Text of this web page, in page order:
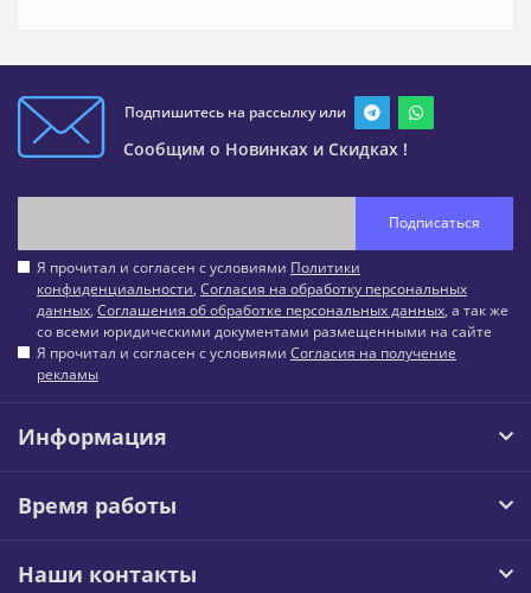
Подпишитесь на рассылку или
Сообщим о Новинках и Скидках !
Подписаться
Я прочитал и согласен с условиями Политики
конфиденциальности, Согласия на обработку персональных
данных, Соглашения об обработке персональных данных, а так же
со всеми юридическими документами размещенными на сайте
Я прочитал и согласен с условиями Согласия на получение
рекламы
Информация
Время работы
Наши контакты